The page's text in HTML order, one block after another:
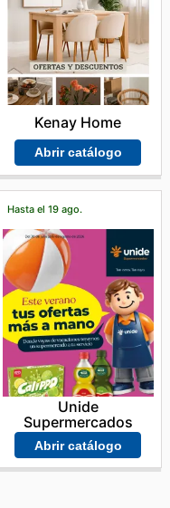
Kenay Home
Abrir catálogo
Hasta el 19 ago.
Unide
Supermercados
Abrir catálogo